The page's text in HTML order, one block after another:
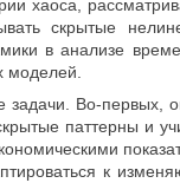
хаоса,
скрытые
в анализе
моделей.
задачи. Во-первых,
паттерны
к